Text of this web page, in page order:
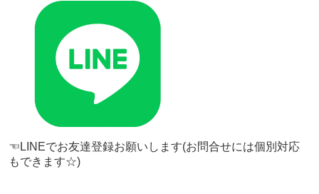
☜LINEでお友達登録お願いします(お問合せには個別対応
もできます☆)